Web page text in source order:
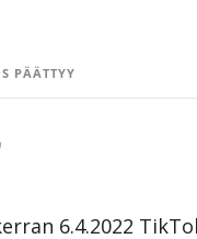
PÄÄTTYY
6.4.2022